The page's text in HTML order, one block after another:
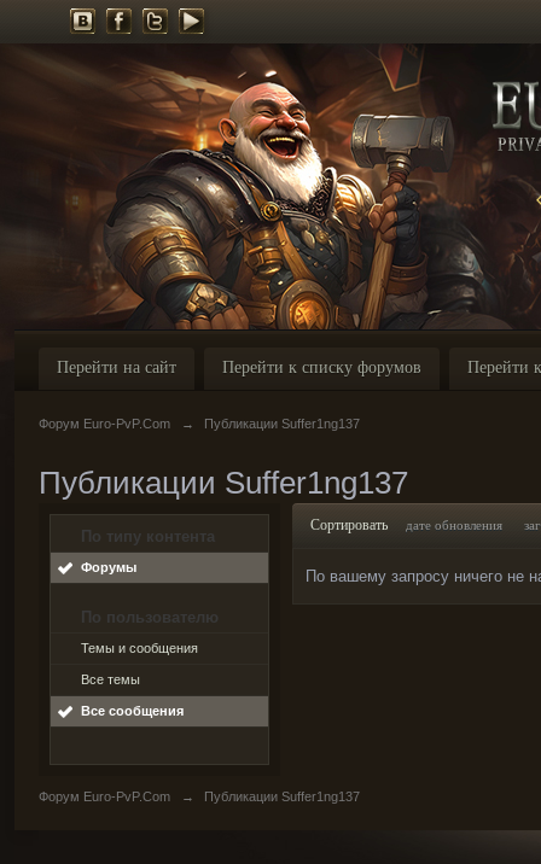
Перейти на сайт Перейти к списку форумов Перейти
Форум Euro-PvP.Com → Публикации Suffer1ng137
Публикации Suffer1ng137
По типу контента
Форумы
По пользователю
Темы и сообщения
Все темы
Все сообщения
Сортировать дате обновления
По вашему запросу ничего не
Форум Euro-PvP.Com → Публикации Suffer1ng137